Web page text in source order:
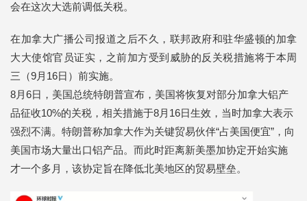
会在这次大选前调低关税。
在加拿大广播公司报道之后不久，联邦政府和驻华盛顿的加拿
大大使馆官员证实，之前加方受到威胁的反关税措施将于本周
三（9月16日）前实施。
8月6日，美国总统特朗普宣布，美国将恢复对部分加拿大铝产
品征收10%的关税，相关措施于8月16日生效，当时加拿大表示
强烈不满。特朗普称加拿大作为关键贸易伙伴“占美国便宜”，向
美国市场大量出口铝产品。而此时距离新美墨加协定开始实施
才一个多月，该协定旨在降低北美地区的贸易壁垒。